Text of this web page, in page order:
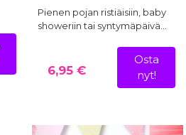
Pienen pojan ristiäisiin, baby
showeriin tai syntymäpäivä…
6,95 €
Osta
nyt!